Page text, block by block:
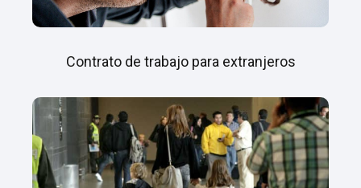
Contrato de trabajo para extranjeros